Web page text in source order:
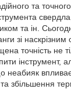
та
та ін.
зі наскрізним
точність не
інструмент,
неабияк
збільшення